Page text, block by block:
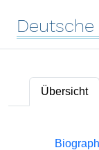
Deutsche
Übersicht